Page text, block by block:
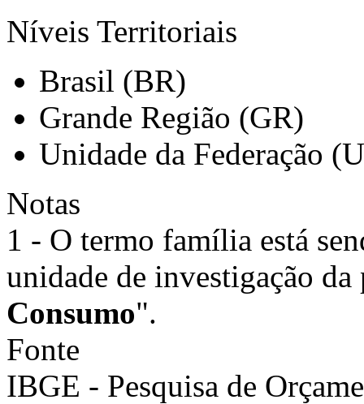
Níveis Territoriais
Brasil (BR)
Grande Região (GR)
Unidade da Federação
Notas
1 - O termo família está
unidade de investigação da
Consumo".
Fonte
IBGE - Pesquisa de